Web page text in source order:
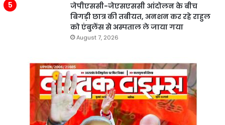
जेपीएससी-जेएसएससी आंदोलन के बीच
बिगड़ी छात्र की तबीयत, अनशन कर रहे राहुल
को एंबुलेंस से अस्पताल ले जाया गया
August 7, 2026